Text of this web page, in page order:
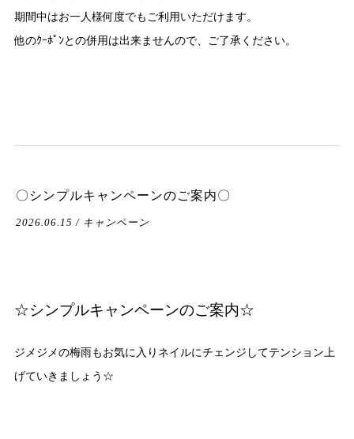
期間中はお一人様何度でもご利用いただけます。
他のｸｰﾎﾟﾝとの併用は出来ませんので、ご了承ください。
〇シンプルキャンペーンのご案内〇
2026.06.15 / キャンペーン
☆シンプルキャンペーンのご案内☆
ジメジメの梅雨もお気に入りネイルにチェンジしてテンション上
げていきましょう☆